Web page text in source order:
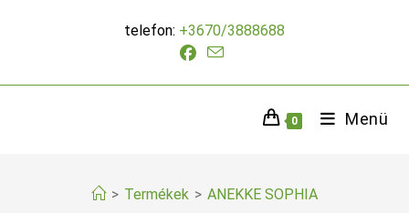
telefon: +3670/3888688
0 Menü
> Termékek > ANEKKE SOPHIA